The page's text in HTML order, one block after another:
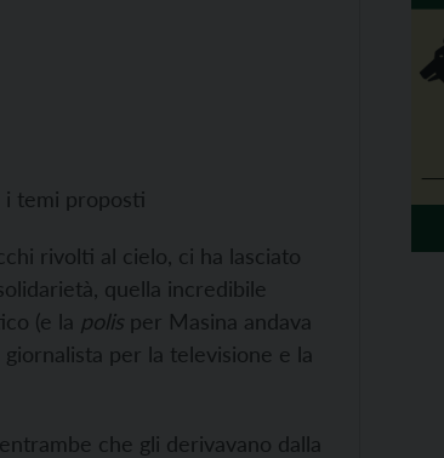
i temi proposti
rivolti al cielo, ci ha lasciato
quella incredibile
(e la polis per Masina andava
per la televisione e la
che gli derivavano dalla